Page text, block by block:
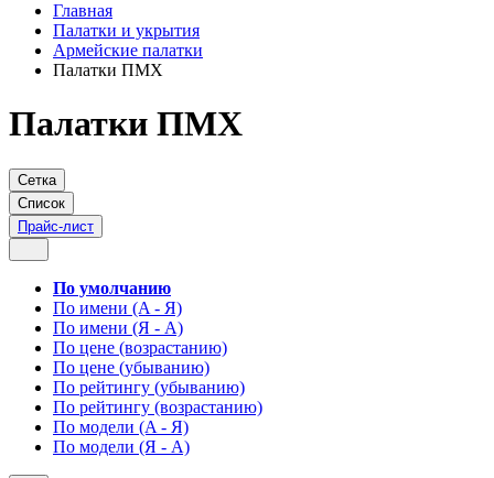
Главная
Палатки и укрытия
Армейские палатки
Палатки ПМХ
Палатки ПМХ
Сетка
Список
Прайс-лист
По умолчанию
По имени (A - Я)
По имени (Я - A)
По цене (возрастанию)
По цене (убыванию)
По рейтингу (убыванию)
По рейтингу (возрастанию)
По модели (A - Я)
По модели (Я - A)